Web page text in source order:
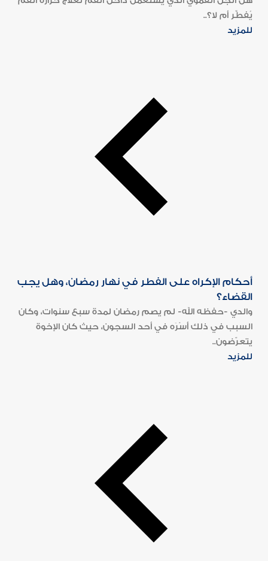
يُفطِّر أم لا؟..
للمزيد
أحكام الإكراه على الفطر في نهار رمضان، وهل يجب
القضاء؟
والدي -حفظه الله- لم يصم رمضان لمدة سبع سنوات، وكان
السبب في ذلك أَسْرَه في أحد السجون، حيث كان الإخوة
يتعرّضون..
للمزيد